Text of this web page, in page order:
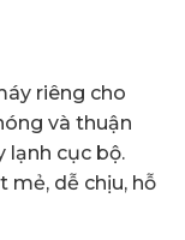
riêng cho
và thuận
lạnh cục bộ.
mẻ, dễ chịu, hỗ